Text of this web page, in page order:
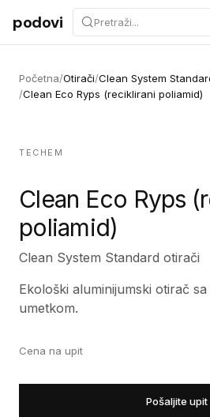
Preskoči na sadržaj
podovi
Početna/Otirači/Clean System
/Clean Eco Ryps (reciklirani poliamid)
TECHEM
Clean Eco Ryps
poliamid)
Clean System Standard otirači
Ekološki aluminijumski otirač
umetkom.
Cena na upit
Pošaljite upit